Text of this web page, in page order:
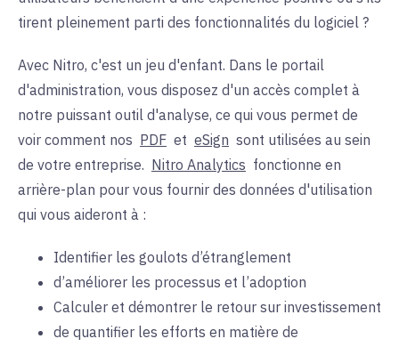
tirent pleinement parti des fonctionnalités du logiciel ?
Avec Nitro, c'est un jeu d'enfant. Dans le portail
d'administration, vous disposez d'un accès complet à
notre puissant outil d'analyse, ce qui vous permet de
voir comment nos PDF et eSign sont utilisées au sein
de votre entreprise. Nitro Analytics fonctionne en
arrière-plan pour vous fournir des données d'utilisation
qui vous aideront à :
Identifier les goulots d’étranglement
d’améliorer les processus et l’adoption
Calculer et démontrer le retour sur investissement
de quantifier les efforts en matière de